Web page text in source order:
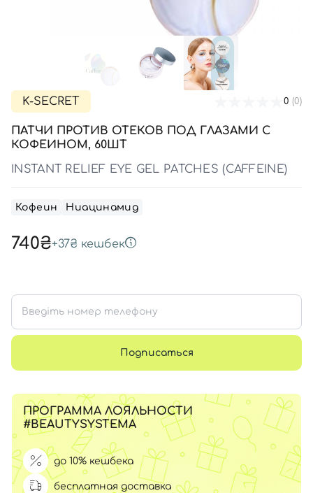
Кремы для тела с SPF
Миниатюры
Карбокситерапия
Бьюти Гаджеты
Автозагар
Шея и декольте
Для детей
Специальный уход
Для детей
Для мужчин
Дезодоранты
Интимный уход
Автозагар
K-SECRET 0 (0)
ПАТЧИ ПРОТИВ ОТЕКОВ ПОД ГЛАЗАМИ С
КОФЕИНОМ, 60ШТ
INSTANT RELIEF EYE GEL PATCHES (CAFFEINE)
Кофеин Ниацинамид
740₴+37₴ кешбек
Подписаться
ПРОГРАММА ЛОЯЛЬНОСТИ
#BEAUTYSYSTEMA
до 10% кешбека
бесплатная доставка